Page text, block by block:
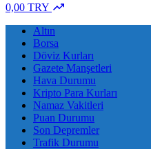
0,00 TRY
Altın
Borsa
Döviz Kurları
Gazete Manşetleri
Hava Durumu
Kripto Para Kurları
Namaz Vakitleri
Puan Durumu
Son Depremler
Trafik Durumu